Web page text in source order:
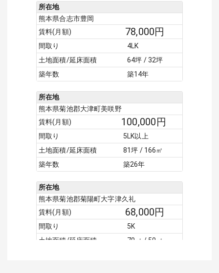
所在地
熊本県合志市豊岡
賃料(月額)
78,000円
間取り
4LK
土地面積/延床面積
64坪 / 32坪
築年数
築14年
所在地
熊本県菊池郡大津町美咲野
賃料(月額)
100,000円
間取り
5LK以上
土地面積/延床面積
81坪 / 166㎡
築年数
築26年
所在地
熊本県菊池郡菊陽町大字津久礼
賃料(月額)
68,000円
間取り
5K
土地面積/延床面積
70㎡ / 50㎡